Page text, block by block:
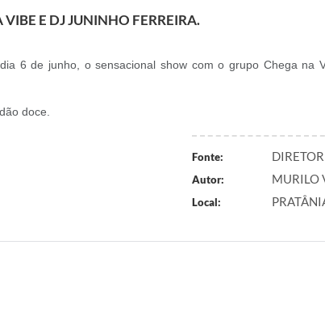
E DJ JUNINHO FERREIRA.
6 de junho, o sensacional show com o grupo Chega na
doce.
Fonte:
Autor: MURILO
Local: